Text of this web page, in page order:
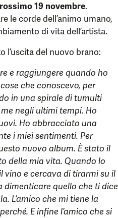
19 novembre.
le corde dell’animo umano,
di vita dell’artista.
l’uscita del nuovo brano:
e raggiungere quando ho
che conoscevo, per
in una spirale di tumulti
negli ultimi tempi. Ho
Ho abbracciato una
i miei sentimenti. Per
nuovo album. È stato il
della mia vita. Quando lo
vino e cercava di tirarmi su il
dimenticare quello che ti dice
L’amico che mi tiene la
E infine l’amico che si